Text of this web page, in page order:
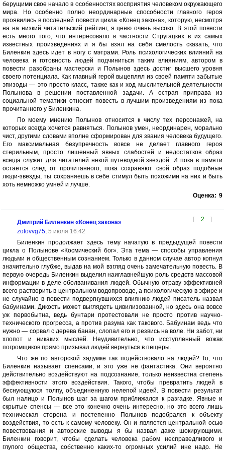
берущими свое начало в особенностях восприятия человеком окружающего
мира. Но особенно полно неординарные способности главного героя
проявились в последней повести цикла «Конец закона», которую, несмотря
на на низкий читательский рейтинг, я ценю очень высоко. В этой повести
есть много того, что интересовало в частности Стругацких в их самых
известных произведениях и я бы взял на себя смелость сказать, что
Биленкин здесь идет в ногу с мэтрами. Роль психологических влияний на
человека и готовность людей подчиниться таким влияниям, автором в
повести разобраны мастерски и Полынов здесь достиг высшего уровня
своего потенциала. Как главный герой выцеплял из своей памяти забытые
эпизоды — это просто класс, также как и ход мыслительной деятельности
Полынова в решении поставленной задачи. А острая приправа из
социальной тематики относит повесть в лучшим произведениям из пока
прочитанного у Биленкина.
По моему мнению Полынов относится к числу тех персонажей, на
которых всегда хочется равняться. Полынов умен, неординарен, морально
чист, другими словами вполне сформирован для звания человека будущего.
Его максимальная безупречность вовсе не делает главного героя
стерильным, просто лишенный явных слабостей и недостатков образ
всегда служит для читателей некой путеводной звездой. И пока в памяти
остается след от прочитанного, пока сохраняют свой образ подобные
люди-звезды, ты сохраняешь в себе стимул быть похожими на них и быть
хоть немножко умней и лучше.
Оценка: 9
[ 2 ]
Дмитрий Биленкин «Конец закона»
zotovvg75, 5 июля 16:42
Биленкин продолжает здесь тему начатую в предыдущей повести
цикла о Полынове «Космический бог». Эта тема — способы управления
людьми и общественным сознанием. Только в данном случае автор копнул
значительно глубже, выдав на мой взгляд очень замечательную повесть. В
первую очередь Биленкин выделил наиглавнейшую роль средств массовой
информации в деле оболванивания людей. Обычную отраву эффективней
всего растворить в центральном водопроводе, а психологическую в эфире и
не случайно в повести подвергнувшихся влиянию людей писатель назвал
бабуинами. Дикость может выглядеть цивилизованной, но здесь она вовсе
уж первобытна, ведь бунтари протестовали не просто против научно-
технического прогресса, а против разума как такового. Бабуинам ведь что
нужно — сорвал с дерева банан, слопал его и резвись на воле. Ни забот, ни
хлопот и никаких мыслей. Неудивительно, что исступленный вожак
погромщиков прямо призывал людей вернуться в пещеры.
Что же по авторской задумке так подействовало на людей? То, что
Биленкин называет спенсами, и это уже не фантастика. Они вероятно
действительно воздействуют на подсознание, только неизвестна степень
эффективности этого воздействия. Такого, чтобы превратить людей в
беснующуюся толпу, объединенную нелепой идеей. В повести результат
был налицо и Полынов шаг за шагом приближался к разгадке. Явные и
скрытые спенсы — все это конечно очень интересно, но это всего лишь
техническая сторона и постепенно Полынов подобрался к объекту
воздействия, то есть к самому человеку. Он и является центральной осью
повествования и авторские выводы я бы назвал даже шокирующими.
Биленкин говорит, чтобы сделать человека рабом несправедливого и
глупого общества, собственно каких-то огромных усилий ине надо. Не